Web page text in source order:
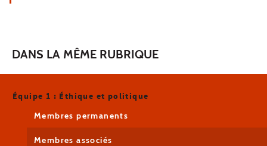
DANS LA MÊME RUBRIQUE
Équipe 1 : Éthique et politique
Membres permanents
Membres associés